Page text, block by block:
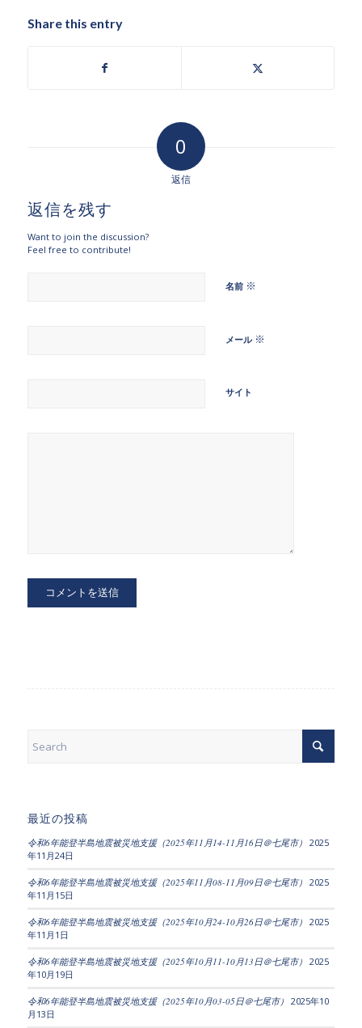
Share this entry
0
返信
返信を残す
Want to join the discussion?
Feel free to contribute!
名前 ※
メール ※
サイト
最近の投稿
令和6年能登半島地震被災地支援（2025年11月14-11月16日＠七尾市） 2025
年11月24日
令和6年能登半島地震被災地支援（2025年11月08-11月09日＠七尾市） 2025
年11月15日
令和6年能登半島地震被災地支援（2025年10月24-10月26日＠七尾市） 2025
年11月1日
令和6年能登半島地震被災地支援（2025年10月11-10月13日＠七尾市） 2025
年10月19日
令和6年能登半島地震被災地支援（2025年10月03-05日＠七尾市） 2025年10
月13日